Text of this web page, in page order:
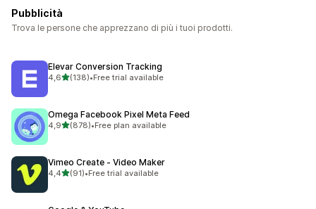
Pubblicità
Trova le persone che apprezzano di più i tuoi prodotti.
Elevar Conversion Tracking
4,6stelle su 5
(138)
138 recensioni totali
•Free trial available
Omega Facebook Pixel Meta Feed
4,9stelle su 5
(878)
878 recensioni totali
•Free plan available
Vimeo Create ‑ Video Maker
4,4stelle su 5
(91)
91 recensioni totali
•Free trial available